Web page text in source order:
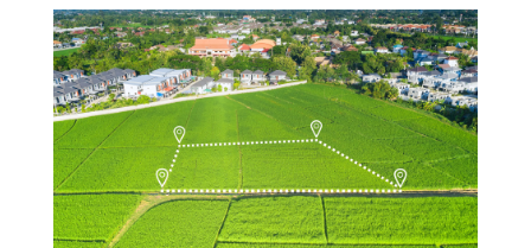
pomocy profesjonalnego biura nieruchomości
możesz znaleźć grunt dopasowany do swoich
potrzeb – bez ryzyka, stresu i żmudnych
formalności.